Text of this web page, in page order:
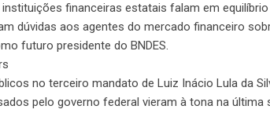
financeiras estatais falam em
dúvidas aos agentes do mercado financeiro
futuro presidente do BNDES.
no terceiro mandato de Luiz Inácio Lula da
pelo governo federal vieram à tona na